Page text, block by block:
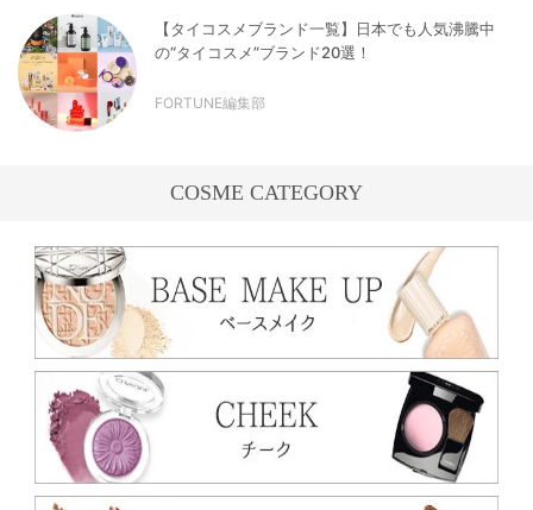
【タイコスメブランド一覧】日本でも人気沸騰中
の“タイコスメ”ブランド20選！
FORTUNE編集部
COSME CATEGORY